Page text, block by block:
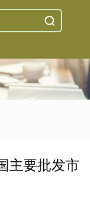
主要批发市